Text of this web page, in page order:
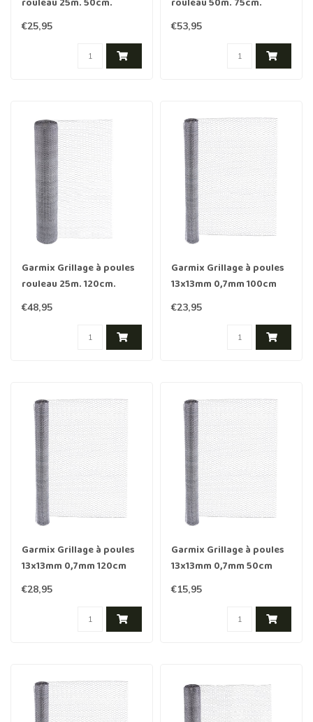
13mm. 0,7mm
€25,95
13mm. 0,7mm galvanisée
€53,95
Garmix Grillage à poules
rouleau 25m. 120cm.
13mm. 0,7mm galvanisée
€48,95
Garmix Grillage à poules
13x13mm 0,7mm 100cm
10m galvanisé
€23,95
Garmix Grillage à poules
13x13mm 0,7mm 120cm
10m galvanisé
€28,95
Garmix Grillage à poules
13x13mm 0,7mm 50cm
10m galvanisé
€15,95